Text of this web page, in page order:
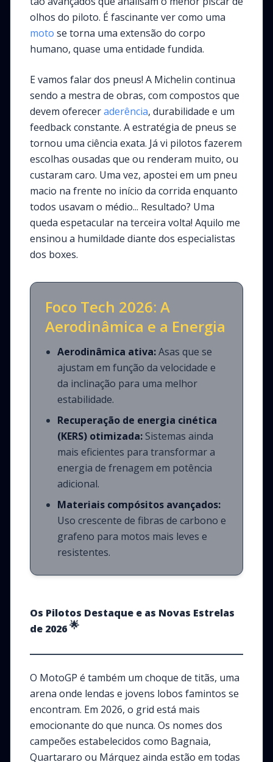
olhos do piloto. É fascinante ver como uma
moto se torna uma extensão do corpo
humano, quase uma entidade fundida.
E vamos falar dos pneus! A Michelin continua
sendo a mestra de obras, com compostos que
devem ofereceraderência, durabilidade e um
feedback constante. A estratégia de pneus se
tornou uma ciência exata. Já vi pilotos fazerem
escolhas ousadas que ou renderam muito, ou
custaram caro. Uma vez, apostei em um pneu
macio na frente no início da corrida enquanto
todos usavam o médio... Resultado? Uma
queda espetacular na terceira volta! Aquilo me
ensinou a humildade diante dos especialistas
dos boxes.
Foco Tech 2026: A
Aerodinâmica e a Energia
Aerodinâmica ativa:Asas que se
ajustam em função da velocidade e
da inclinação para uma melhor
estabilidade.
Recuperação de energia cinética
(KERS) otimizada: Sistemas ainda
mais eficientes para transformar a
energia de frenagem em potência
adicional.
Materiais compósitos avançados:
Uso crescente de fibras de carbono e
grafeno para motos mais leves e
resistentes.
Os Pilotos Destaque e as Novas Estrelas
de 2026🌟
O MotoGP é também um choque de titãs, uma
arena onde lendas e jovens lobos famintos se
encontram. Em 2026, o grid está mais
emocionante do que nunca. Os nomes dos
campeões estabelecidos como Bagnaia,
Quartararo ou Márquez ainda estão em todas